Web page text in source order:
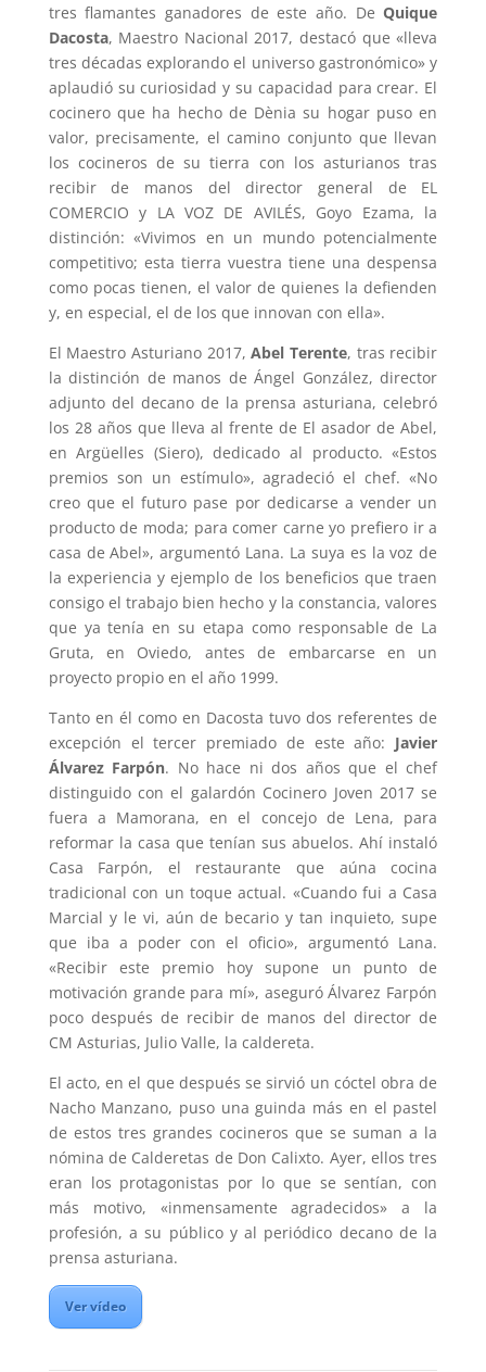
tres flamantes ganadores de este año. DeQuique
Dacosta, Maestro Nacional 2017, destacó que «lleva
tres décadas explorando el universo gastronómico» y
aplaudió su curiosidad y su capacidad para crear. El
cocinero que ha hecho de Dènia su hogar puso en
valor, precisamente, el camino conjunto que llevan
los cocineros de su tierra con los asturianos tras
recibir de manos del director general de EL
COMERCIO y LA VOZ DE AVILÉS, Goyo Ezama, la
distinción: «Vivimos en un mundo potencialmente
competitivo; esta tierra vuestra tiene una despensa
como pocas tienen, el valor de quienes la defienden
y, en especial, el de los que innovan con ella».
El Maestro Asturiano 2017,Abel Terente, tras recibir
la distinción de manos de Ángel González, director
adjunto del decano de la prensa asturiana, celebró
los 28 años que lleva al frente de El asador de Abel,
en Argüelles (Siero), dedicado al producto. «Estos
premios son un estímulo», agradeció el chef. «No
creo que el futuro pase por dedicarse a vender un
producto de moda; para comer carne yo prefiero ir a
casa de Abel», argumentó Lana. La suya es la voz de
la experiencia y ejemplo de los beneficios que traen
consigo el trabajo bien hecho y la constancia, valores
que ya tenía en su etapa como responsable de La
Gruta, en Oviedo, antes de embarcarse en un
proyecto propio en el año 1999.
Tanto en él como en Dacosta tuvo dos referentes de
excepción el tercer premiado de este año: Javier
Álvarez Farpón. No hace ni dos años que el chef
distinguido con el galardón Cocinero Joven 2017 se
fuera a Mamorana, en el concejo de Lena, para
reformar la casa que tenían sus abuelos. Ahí instaló
Casa Farpón, el restaurante que aúna cocina
tradicional con un toque actual. «Cuando fui a Casa
Marcial y le vi, aún de becario y tan inquieto, supe
que iba a poder con el oficio», argumentó Lana.
«Recibir este premio hoy supone un punto de
motivación grande para mí», aseguró Álvarez Farpón
poco después de recibir de manos del director de
CM Asturias, Julio Valle, la caldereta.
El acto, en el que después se sirvió un cóctel obra de
Nacho Manzano, puso una guinda más en el pastel
de estos tres grandes cocineros que se suman a la
nómina de Calderetas de Don Calixto. Ayer, ellos tres
eran los protagonistas por lo que se sentían, con
más motivo, «inmensamente agradecidos» a la
profesión, a su público y al periódico decano de la
prensa asturiana.
Ver vídeo